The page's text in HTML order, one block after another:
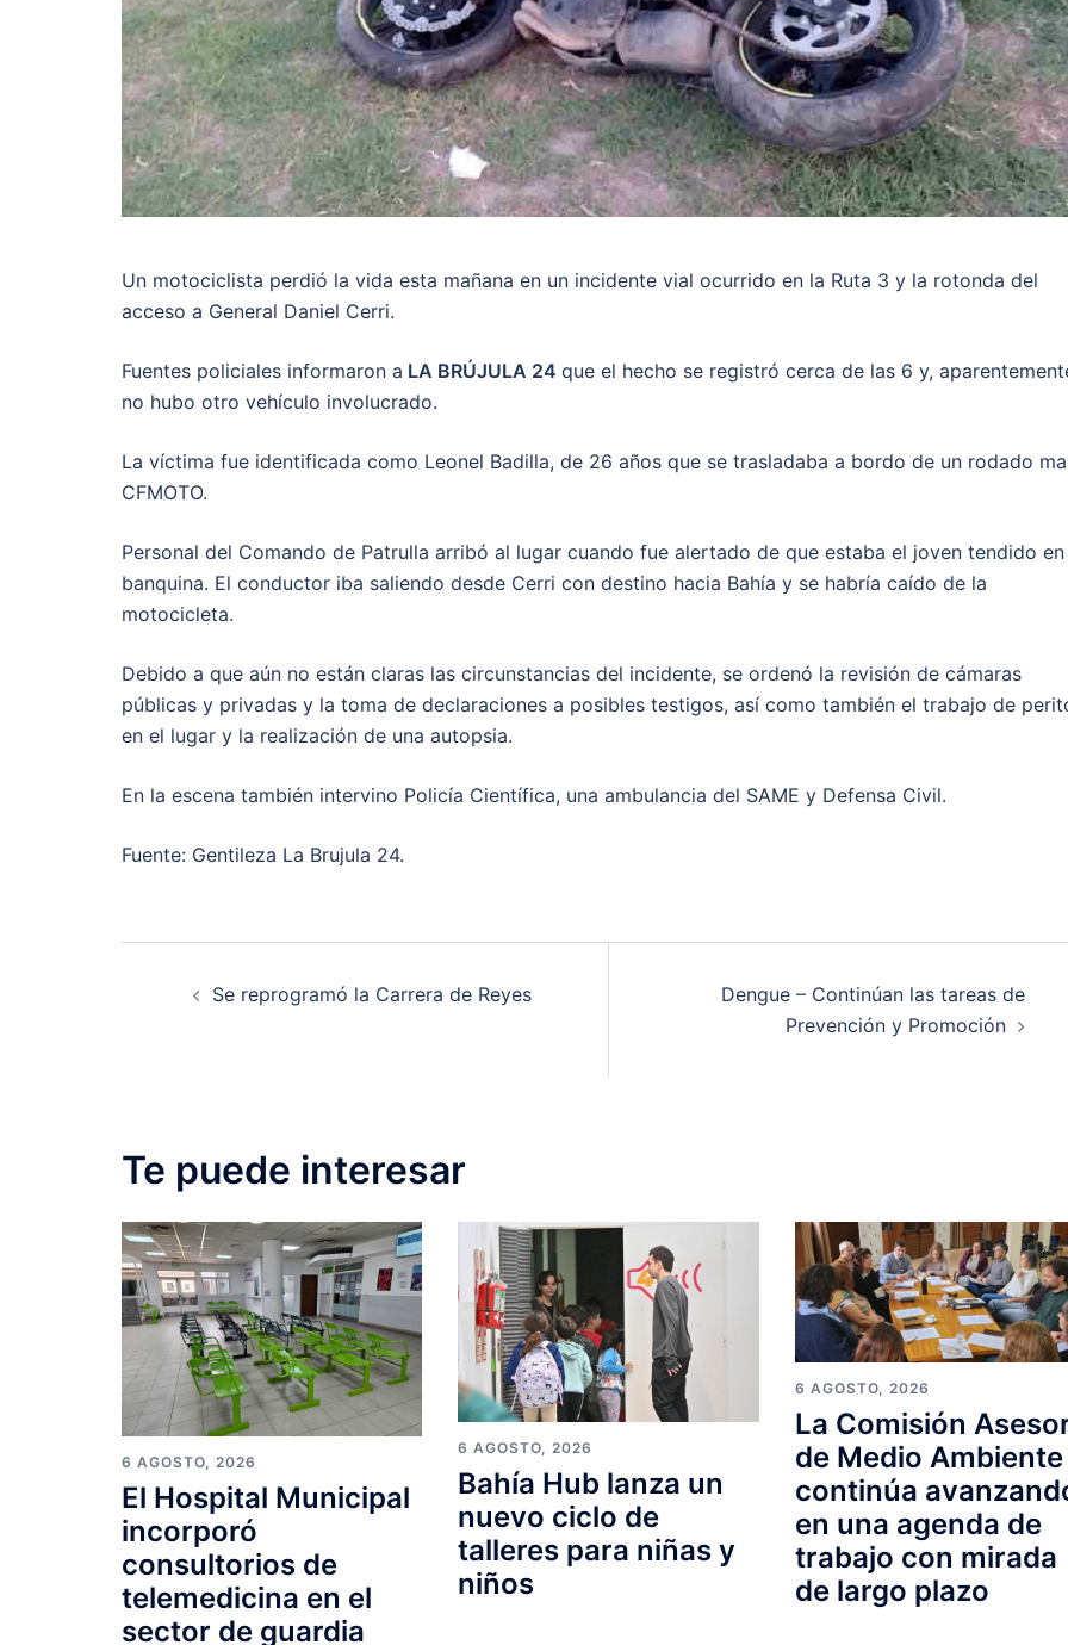
Un motociclista perdió la vida esta mañana en un incidente vial ocurrido en la Ruta 3 y la rotonda del
acceso a General Daniel Cerri.
Fuentes policiales informaron a LA BRÚJULA 24 que el hecho se registró cerca de las 6 y,
no hubo otro vehículo involucrado.
La víctima fue identificada como Leonel Badilla, de 26 años que se trasladaba a bordo de un rodado
CFMOTO.
Personal del Comando de Patrulla arribó al lugar cuando fue alertado de que estaba el joven tendido
banquina. El conductor iba saliendo desde Cerri con destino hacia Bahía y se habría caído de la
motocicleta.
Debido a que aún no están claras las circunstancias del incidente, se ordenó la revisión de cámaras
públicas y privadas y la toma de declaraciones a posibles testigos, así como también el trabajo de
en el lugar y la realización de una autopsia.
En la escena también intervino Policía Científica, una ambulancia del SAME y Defensa Civil.
Fuente: Gentileza La Brujula 24.
navigation
Se reprogramó la Carrera de Reyes
Dengue – Continúan las tareas de
Prevención y Promoción
Te puede interesar
6 AGOSTO, 2026
El Hospital Municipal
incorporó
consultorios de
telemedicina en el
sector de guardia
6 AGOSTO, 2026
Bahía Hub lanza un
nuevo ciclo de
talleres para niñas y
niños
6 AGOSTO, 2026
La Comisión
de Medio Ambiente
continúa
en una agenda de
trabajo con mirada
de largo plazo